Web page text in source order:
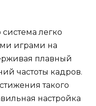
система легко
играми на
плавный
частоты кадров.
такого
настройка